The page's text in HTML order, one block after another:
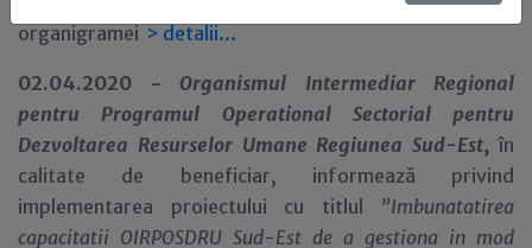
organigramei > detalii...
02.04.2020 - Organismul Intermediar Regional
pentru Programul Operational Sectorial pentru
Dezvoltarea Resurselor Umane Regiunea Sud-Est, în
calitate de beneficiar,
informează privind
implementarea proiectului cu titlul ”Imbunatatirea
capacitatii OIRPOSDRU Sud-Est de a gestiona in mod